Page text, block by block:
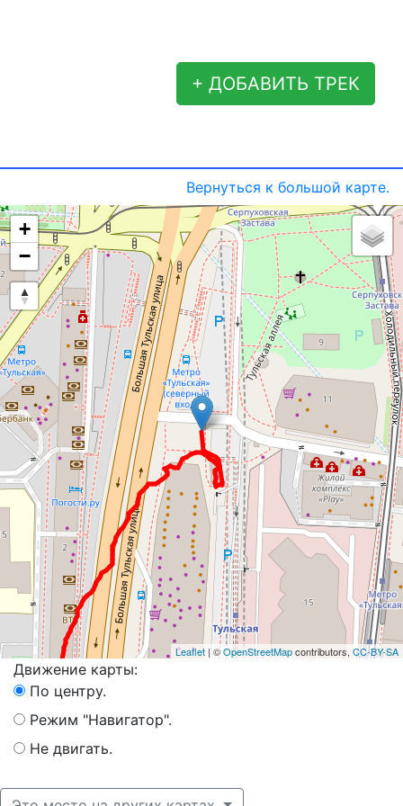
+ ДОБАВИТЬ ТРЕК
Вернуться к большой карте.
+
−
Leaflet | ©OpenStreetMapcontributors, CC-BY-SA
Движение карты:
По центру.
Режим "Навигатор".
Не двигать.